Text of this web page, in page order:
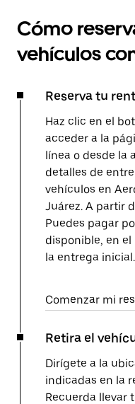
Cómo
vehículos
Reserva tu
Haz clic en el
acceder a la
línea o desde la
detalles de
vehículos en
Juárez. A partir
Puedes pagar
disponible, en
la entrega inicial.
Comenzar mi
Retira el
Dirígete a la
indicadas en la
Recuerda llevar